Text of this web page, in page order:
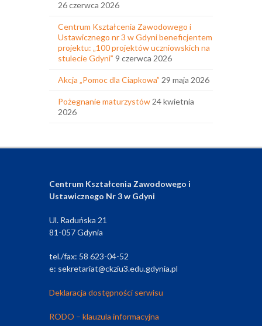
26 czerwca 2026
Centrum Kształcenia Zawodowego i
Ustawicznego nr 3 w Gdyni beneficjentem
projektu: „100 projektów uczniowskich na
stulecie Gdyni” 9 czerwca 2026
Akcja „Pomoc dla Ciapkowa” 29 maja 2026
Pożegnanie maturzystów 24 kwietnia
2026
Centrum Kształcenia Zawodowego i
Ustawicznego Nr 3 w Gdyni
Ul. Raduńska 21
81-057 Gdynia
tel./fax: 58 623-04-52
e: sekretariat@ckziu3.edu.gdynia.pl
Deklaracja dostępności serwisu
RODO – klauzula informacyjna